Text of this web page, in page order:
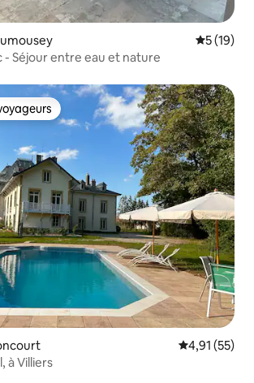
Note
5 (19)
- Séjour entre eau et nature
Note
4,91 (55)
à Villiers